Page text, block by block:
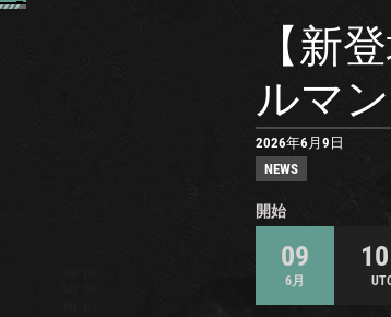
【新
ルマ
2026年6月9日
NEWS
開始
09
6月